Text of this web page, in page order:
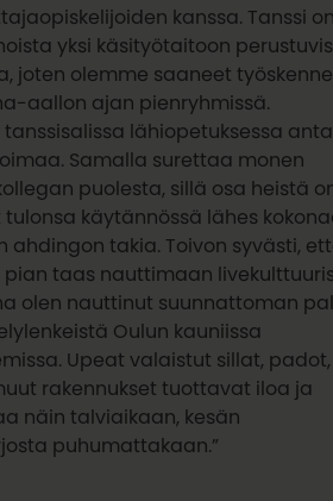
kanssa. Tanssi
yksi käsityötaitoon
joten olemme saaneet
aallon ajan pienryhmissä.
tanssisalissa lähiopetuksessa
Samalla surettaa monen
puolesta, sillä osa heistä
käytännössä lähes
ahdingon takia. Toivon syvästi,
taas nauttimaan
olen nauttinut suunnattoman
Oulun kauniissa
Upeat valaistut sillat, padot,
rakennukset tuottavat iloa ja
näin talviaikaan, kesän
puhumattakaan.”